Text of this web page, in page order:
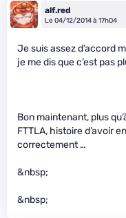
alf.red
Le 04/12/2014 à 17h04
Je suis assez d’accord
je me dis que c’est pas
Bon maintenant, plus
FTTLA, histoire d’avoir
correctement …
&nbsp;
&nbsp;